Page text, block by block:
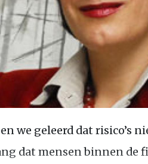
we geleerd dat risico’s
dat mensen binnen de